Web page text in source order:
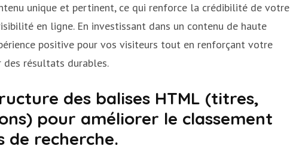
unique et pertinent, ce qui renforce la crédibilité de votre
en ligne. En investissant dans un contenu de haute
positive pour vos visiteurs tout en renforçant votre
des résultats durables.
des balises HTML (titres,
pour améliorer le classement
de recherche.